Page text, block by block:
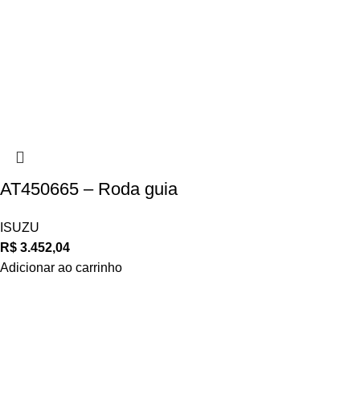
AT450665 – Roda guia
ISUZU
R$ 3.452,04
Adicionar ao carrinho